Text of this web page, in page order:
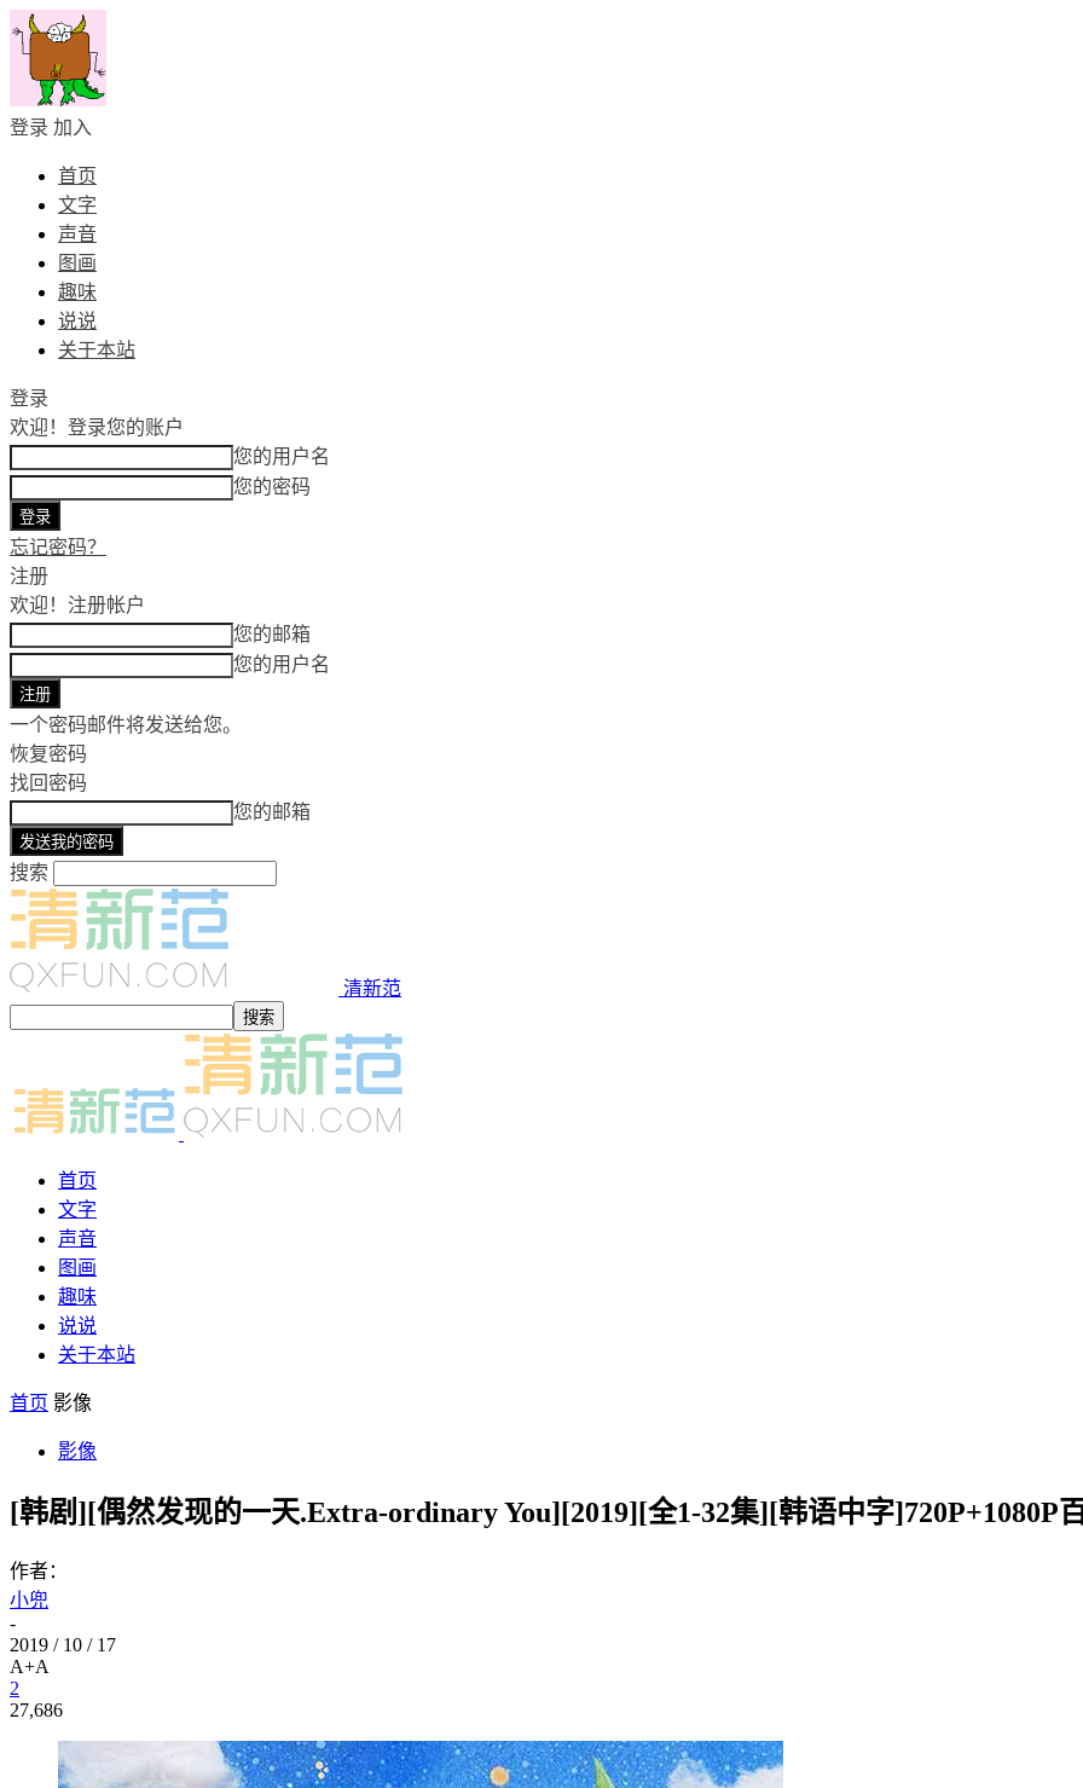
登录 加入
首页
文字
声音
图画
趣味
说说
关于本站
登录
欢迎！ 登录您的账户
您的用户名
您的密码
忘记密码？
注册
欢迎！ 注册帐户
您的邮箱
您的用户名
一个密码邮件将发送给您。
恢复密码
找回密码
您的邮箱
搜索
清新范
首页
文字
声音
图画
趣味
说说
关于本站
首页 影像
影像
[韩剧][偶然发现的一天.Extra-ordinary You][2019][全1-32集][韩语中字]720P+1080P
作者：
小兜
-
2019 / 10 / 17
A+A
2
27,686